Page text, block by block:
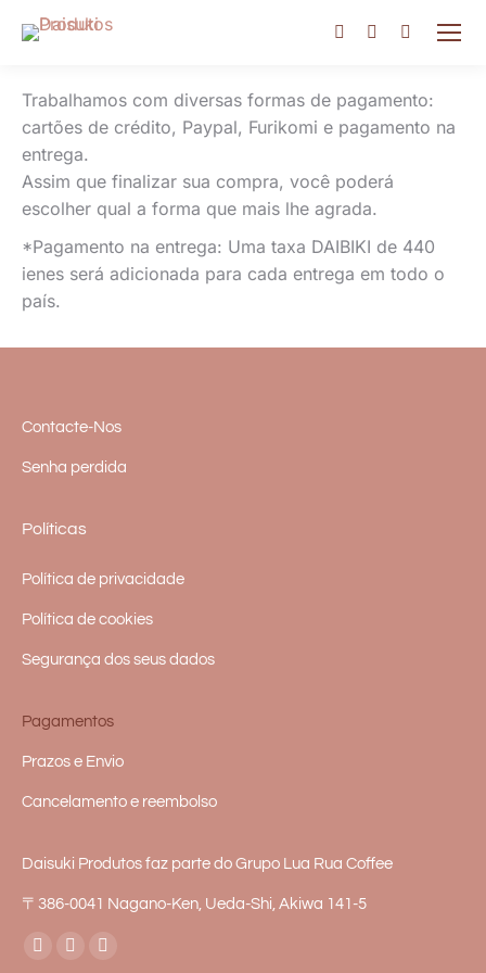
Search:
Trabalhamos com diversas formas de pagamento:
cartões de crédito, Paypal, Furikomi e pagamento na
entrega.
Assim que finalizar sua compra, você poderá
escolher qual a forma que mais lhe agrada.
*Pagamento na entrega: Uma taxa DAIBIKI de 440
ienes será adicionada para cada entrega em todo o
país.
Contacte-Nos
Senha perdida
Políticas
Política de privacidade
Política de cookies
Segurança dos seus dados
Pagamentos
Prazos e Envio
Cancelamento e reembolso
Daisuki Produtos faz parte do Grupo Lua Rua Coffee
〒386-0041 Nagano-Ken, Ueda-Shi, Akiwa 141-5
Encontre-nos em: